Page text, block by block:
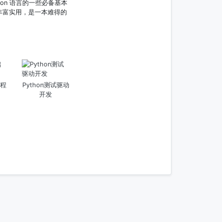
语言的一些必备基本
实用，是一本难得的
Python测试驱动
开发